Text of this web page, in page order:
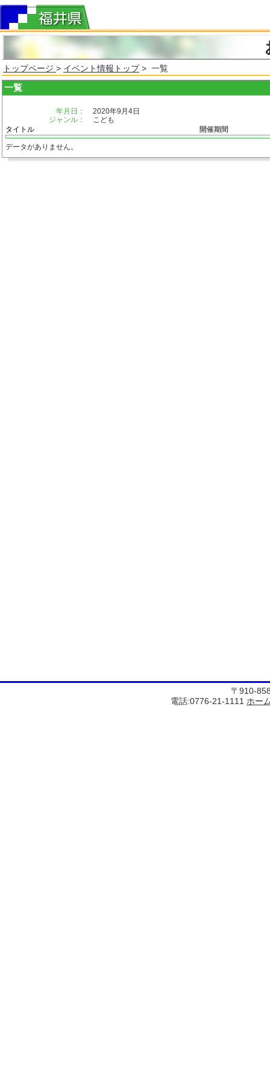
トップページ > イベント情報トップ> 一覧
一覧
年月日：
2020年9月4日
ジャンル：
こども
タイトル
開催期間
データがありません。
〒910-
電話:0776-21-1111 ホー